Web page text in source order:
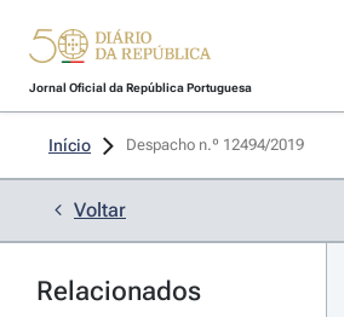
Jornal Oficial da República Portuguesa
Início Despacho n.º 12494/2019
Voltar
Relacionados